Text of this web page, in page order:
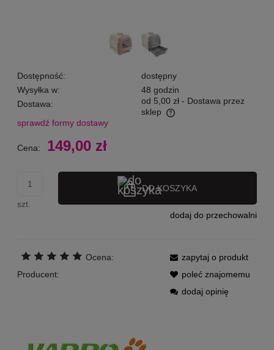
Dostępność:
dostępny
Wysyłka w:
48 godzin
Dostawa:
od 5,00 zł - Dostawa przez
sklep
Cena nie zawiera ewentualnych kosztów płatności
sprawdź formy dostawy
Cena: 149,00 zł
szt.
DO KOSZYKA
dodaj do przechowalni
Ocena:
Producent:
zapytaj o produkt
poleć znajomemu
dodaj opinię